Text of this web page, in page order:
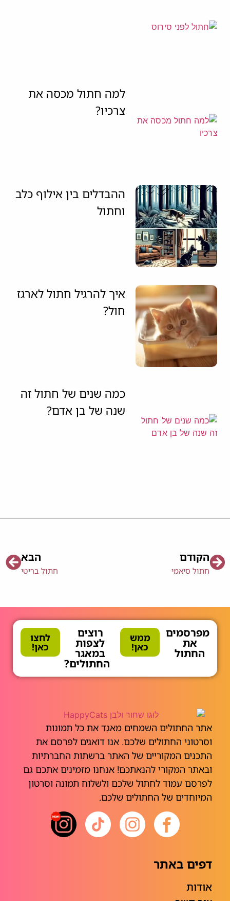
למה חתול מכסה את
צרכיו?
ההבדלים בין אילוף כלב
וחתול
איך להרגיל חתול לארגז
חול?
כמה שנים של חתול זה
שנה של בן אדם?
הקודם
חתול סיאמי
הבא
חתול בריטי
מפרסמים
את
החתול
ממש
כאן!
רוצים
לצפות
במאגר
החתולים?
לחצו
כאן!
אתר החתולים השמחים מאגד את כל תמונות
וסרטוני החתולים שלכם. אנו דואגים לפרסם את
התכנים המקוריים של האתר ברשתות החברתיות
ובאתר המקורי להנאתכם! אנחנו מזמינים אתכם גם
לפרסם עמוד לחתול שלכם ולשלוח תמונה וסרטון
המיוחדים של החתולים שלכם.
דפים באתר
אודות